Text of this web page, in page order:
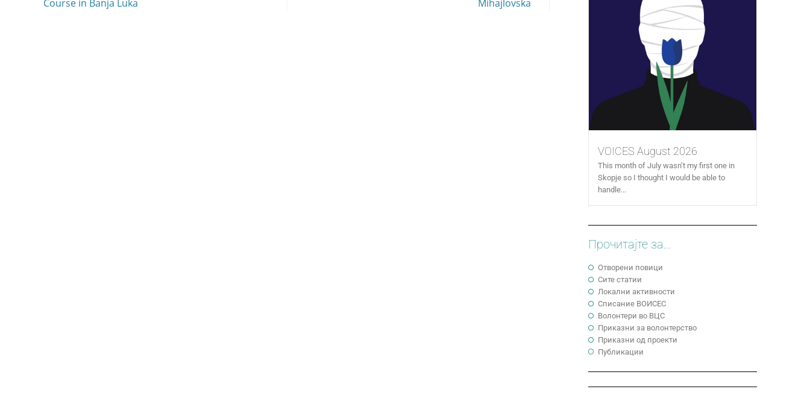
Course in Banja Luka
Mihajlovska
VOICES August 2026
This month of July wasn’t my first one in
Skopje so I thought I would be able to
handle...
Прочитајте за...
Отворени повици
Сите статии
Локални активности
Cписание ВОИСЕС
Волонтери во ВЦС
Приказни за волонтерство
Приказни од проекти
Публикации